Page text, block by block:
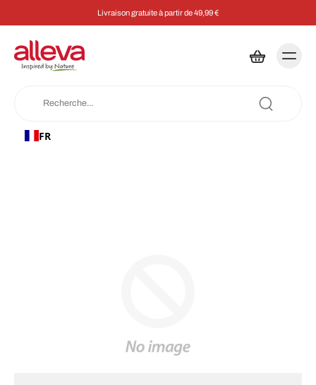
Livraison gratuite à partir de 49,99 €
FR